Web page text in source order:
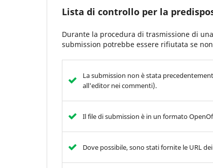
Lista di controllo per la
Durante la procedura di trasmissione di
submission potrebbe essere rifiutata se
La submission non è stata
all'editor nei commenti).
Il file di submission è in un formato
Dove possibile, sono stati fornite le URL